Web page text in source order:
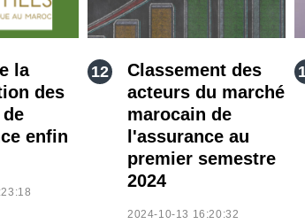
la
des
enfin
Classement des
acteurs du marché
marocain de
l'assurance au
premier semestre
2024
2024-10-13 16:20:32